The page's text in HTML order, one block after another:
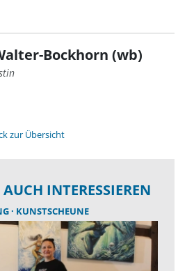
Bockhorn (wb)
zur Übersicht
INTERESSIEREN
KUNSTSCHEUNE